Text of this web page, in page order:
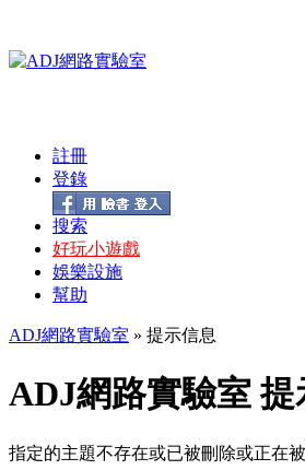
註冊
登錄
搜索
好玩小遊戲
娛樂設施
幫助
ADJ網路實驗室 » 提示信息
ADJ網路實驗室 提
指定的主題不存在或已被刪除或正在